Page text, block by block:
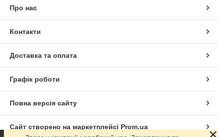
Про нас
Контакти
Доставка та оплата
Графік роботи
Повна версія сайту
Сайт створено на маркетплейсі Prom.ua